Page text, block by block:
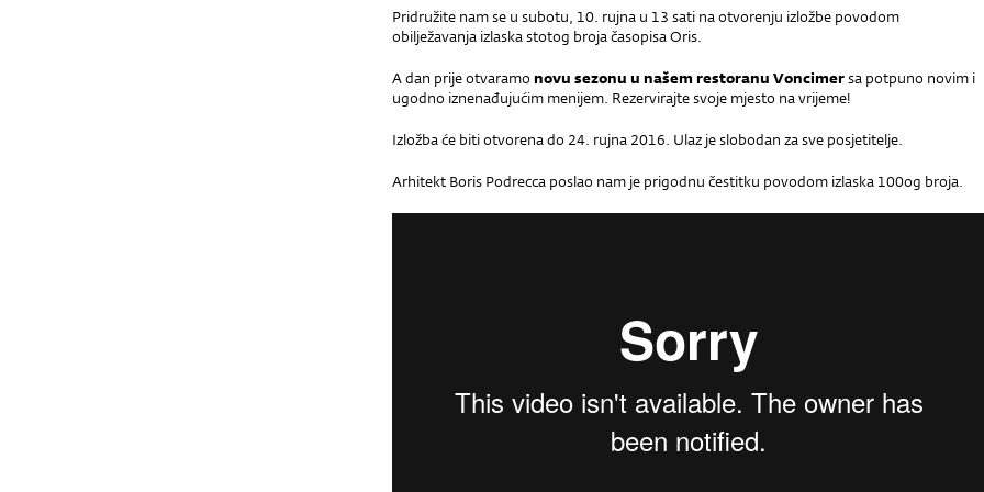
Pridružite nam se u subotu, 10. rujna u 13 sati na otvorenju izložbe povodom
obilježavanja izlaska stotog broja časopisa Oris.
A dan prije otvaramo novu sezonu u našem restoranu Voncimersa potpuno novim i
ugodno iznenađujućim menijem. Rezervirajte svoje mjesto na vrijeme!
Izložba će biti otvorena do 24. rujna 2016. Ulaz je slobodan za sve posjetitelje.
Arhitekt Boris Podrecca poslao nam je prigodnu čestitku povodom izlaska 100og broja.